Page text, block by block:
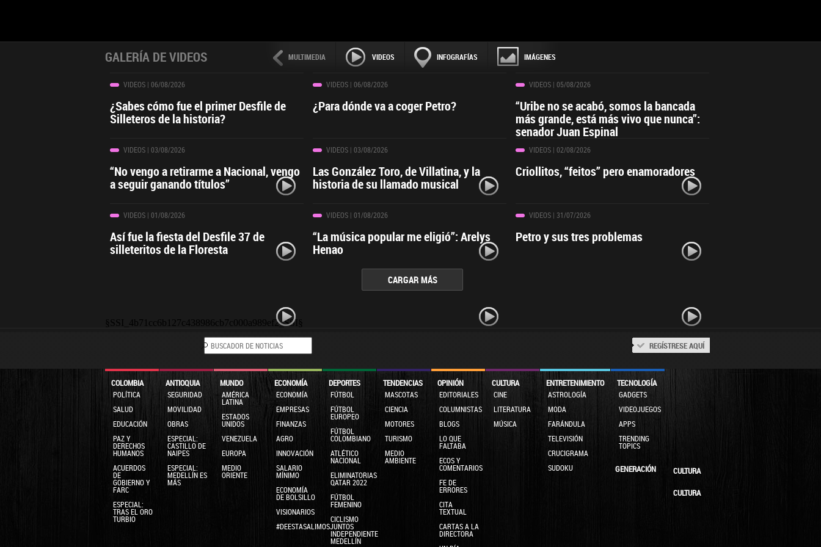
MULTIMEDIA VIDEOS INFOGRAFÍAS IMÁGENES
GALERÍA DE VIDEOS
VIDEOS| 06/08/2026
¿Sabes cómo fue el primer Desfile de
Silleteros de la historia?
VIDEOS| 06/08/2026
¿Para dónde va a coger Petro?
VIDEOS| 05/08/2026
“Uribe no se acabó, somos la bancada
más grande, está más vivo que nunca”:
senador Juan Espinal
VIDEOS| 03/08/2026
“No vengo a retirarme a Nacional, vengo
a seguir ganando títulos”
VIDEOS| 03/08/2026
Las González Toro, de Villatina, y la
historia de su llamado musical
VIDEOS| 02/08/2026
Criollitos, “feitos” pero enamoradores
VIDEOS| 01/08/2026
Así fue la fiesta del Desfile 37 de
silleteritos de la Floresta
VIDEOS| 01/08/2026
“La música popular me eligió”: Arelys
Henao
VIDEOS| 31/07/2026
Petro y sus tres problemas
CARGAR MÁS
§SSI_4b71cc6b127c438986cb7c000a989ef2_SSI§
REGÍSTRESE AQUÍ
COLOMBIA
POLÍTICA
SALUD
EDUCACIÓN
PAZ Y
DERECHOS
HUMANOS
ACUERDOS
DE
GOBIERNO Y
FARC
ESPECIAL:
TRAS EL ORO
TURBIO
ANTIOQUIA
SEGURIDAD
MOVILIDAD
OBRAS
ESPECIAL:
CASTILLO DE
NAIPES
ESPECIAL:
MEDELLÍN ES
MÁS
MUNDO
AMÉRICA
LATINA
ESTADOS
UNIDOS
VENEZUELA
EUROPA
MEDIO
ORIENTE
ECONOMÍA
ECONOMÍA
EMPRESAS
FINANZAS
AGRO
INNOVACIÓN
SALARIO
MÍNIMO
ECONOMÍA
DE BOLSILLO
VISIONARIOS
#DEESTASALIMOSJUNTOS
DEPORTES
FÚTBOL
FÚTBOL
EUROPEO
FÚTBOL
COLOMBIANO
ATLÉTICO
NACIONAL
ELIMINATORIAS
QATAR 2022
FÚTBOL
FEMENINO
CICLISMO
INDEPENDIENTE
MEDELLÍN
TENDENCIAS
MASCOTAS
CIENCIA
MOTORES
TURISMO
MEDIO
AMBIENTE
OPINIÓN
EDITORIALES
COLUMNISTAS
BLOGS
LO QUE
FALTABA
ECOS Y
COMENTARIOS
FE DE
ERRORES
CITA
TEXTUAL
CARTAS A LA
DIRECTORA
CULTURA
CINE
LITERATURA
MÚSICA
ENTRETENIMIENTO
ASTROLOGÍA
MODA
FARÁNDULA
TELEVISIÓN
CRUCIGRAMA
SUDOKU
TECNOLOGÍA
GADGETS
VIDEOJUEGOS
APPS
TRENDING
TOPICS
GENERACIÓN
CULTURA
CULTURA